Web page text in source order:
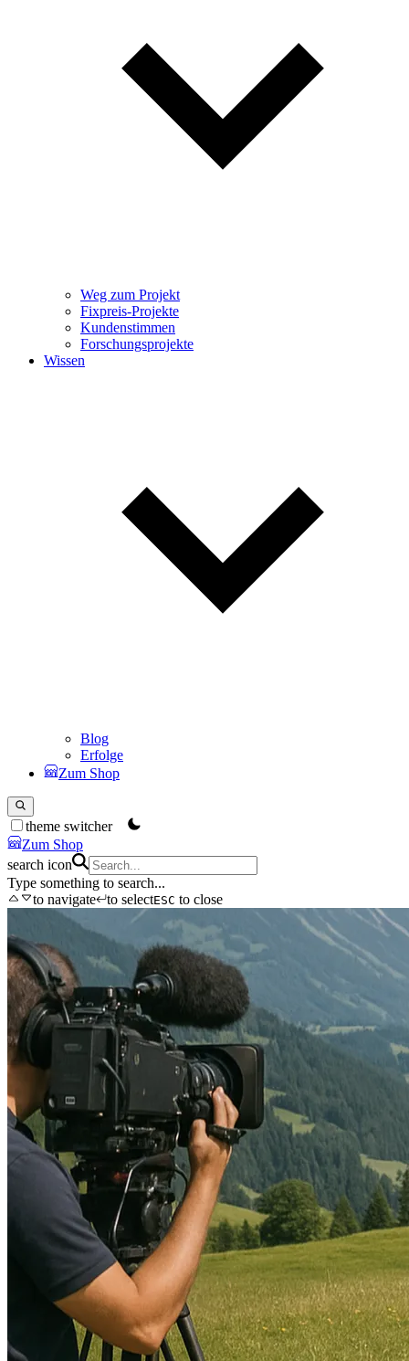
Weg zum Projekt
Fixpreis-Projekte
Kundenstimmen
Forschungsprojekte
Wissen
Blog
Erfolge
Zum Shop
theme switcher
Zum Shop
search icon
Type something to search...
to navigate
to selectESC to close